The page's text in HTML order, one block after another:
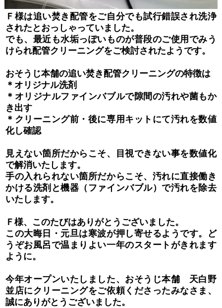
Ｆ様は追い焚き配管をご自分でも試行錯誤され洗浄
されたとおっしゃっていました。
でも、最近も水垢っぽいものが普段のご使用でみう
けられ配管クリーニングをご検討されたようです。
おそうじ本舗の追い焚き配管クリーニングの特徴は
＊オリジナル洗剤
＊オリジナルファインバブルで隙間の汚れや菌もか
き出す
＊クリーニング前・後に専用キットにて汚れを数値
化し確認
見えない箇所だからこそ、目視できない事を数値化
で解消いたします。
手の入れられない箇所だからこそ、汚れに直接働き
かける洗剤と機器（ファインバブル）で汚れを除去
いたします。
Ｆ様、このたびはありがとうございました。
この大晦日・元旦は寒波が押し寄せるようです。ど
うぞお風呂で温まりよい一年のスタートがきれます
ように。
今年オープンいたしました、おそうじ本舗 天白野
並店にクリーニングをご依頼くださったみなさま、
誠にありがとうございました。